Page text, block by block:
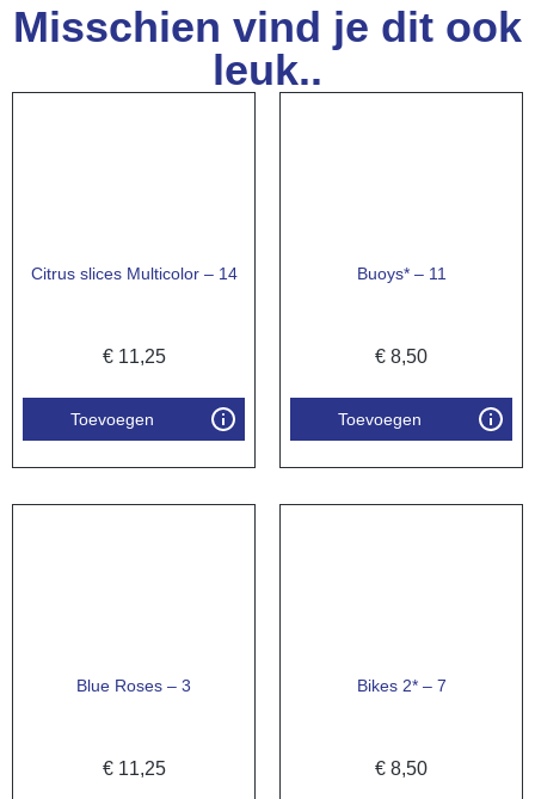
Misschien vind je dit ook
leuk..
Citrus slices Multicolor – 14
€11,25
Toevoegen
Buoys* – 11
€ 8,50
Toevoegen
Blue Roses – 3
€11,25
Bikes 2* – 7
€ 8,50